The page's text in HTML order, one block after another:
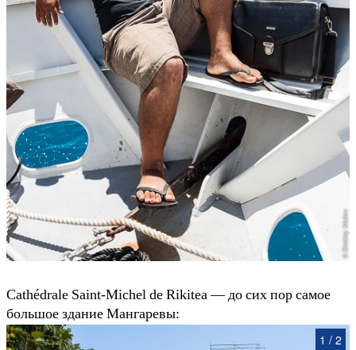
Cathédrale Saint-Michel de Rikitea — до сих пор самое
большое здание Мангаревы:
1 / 2